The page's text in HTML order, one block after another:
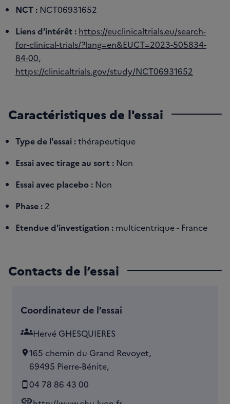
NCT : NCT06931652
Liens d'intérêt : https://euclinicaltrials.eu/search-
for-clinical-trials/?lang=en&EUCT=2023-505834-
84-00,
https://clinicaltrials.gov/study/NCT06931652
Caractéristiques de l'essai
Type de l'essai :thérapeutique
Essai avec tirage au sort : Non
Essai avec placebo : Non
Phase : 2
Etendue d'investigation : multicentrique - France
Contacts de l’essai
Coordinateur de l’essai
groupsHervé GHESQUIERES
165 chemin du Grand Revoyet,
69495 Pierre-Bénite,
04 78 86 43 00